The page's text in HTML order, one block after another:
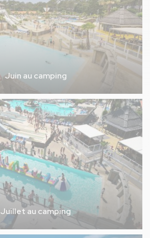
Juin au camping
Juillet au camping